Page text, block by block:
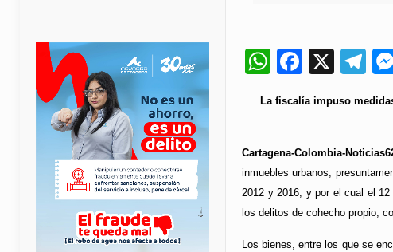
WhatsApp
X
La fiscalía impuso
Cartagena-Colombia-
inmuebles urbanos,
2012 y 2016, y por el cual el
los delitos de cohecho propio,
Los bienes, entre los que se